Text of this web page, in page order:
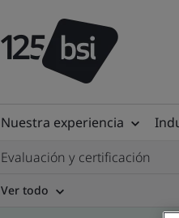
Nuestra experiencia
Evaluación y certificación
Ver todo